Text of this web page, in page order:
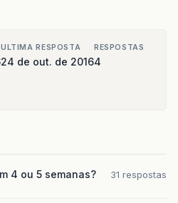
ULTIMA RESPOSTA
24 de out. de 2016
RESPOSTAS
4
4 ou 5 semanas?
31 respostas